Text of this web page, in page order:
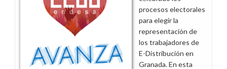
en
la
adaptación
la
evaluación
procesos electorales
para elegir la
representación de
los trabajadores de
E-Distribución en
Granada. En esta